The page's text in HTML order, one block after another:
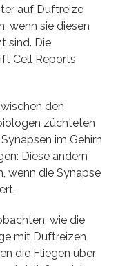
auf Duftreize
wenn sie diesen
sind. Die
Cell Reports
den
züchteten
im Gehirn
Diese ändern
wenn die Synapse
wie die
mit Duftreizen
die Fliegen über